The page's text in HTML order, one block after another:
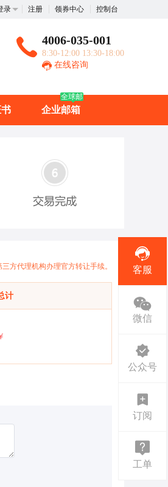
录 注册 领券中心 控制台
4006-035-001
8:30-12:00 13:30-18:00
在线咨询
企业邮箱
全球邮
方代理机构办理官方转让手续。
计
客服
微信
公众号
订阅
工单